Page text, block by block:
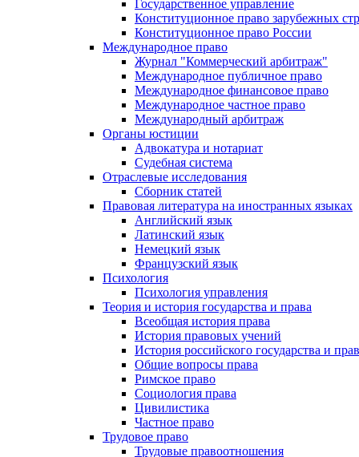
Государственное управление
Конституционное право зарубежных
Конституционное право России
Международное право
Журнал "Коммерческий арбитраж"
Международное публичное право
Международное финансовое право
Международное частное право
Международный арбитраж
Органы юстиции
Адвокатура и нотариат
Судебная система
Отраслевые исследования
Сборник статей
Правовая литература на иностранных языках
Английский язык
Латинский язык
Немецкий язык
Французский язык
Психология
Психология управления
Теория и история государства и права
Всеобщая история права
История правовых учений
История российского государства и
Общие вопросы права
Римское право
Социология права
Цивилистика
Частное право
Трудовое право
Трудовые правоотношения